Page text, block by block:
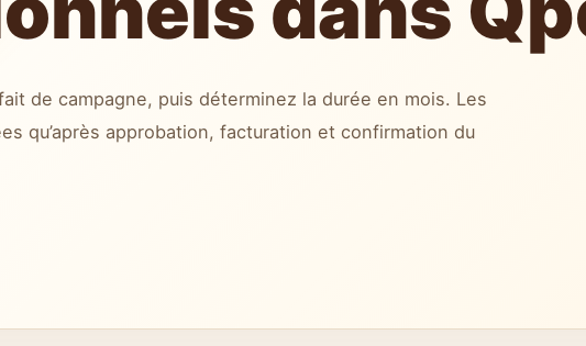
de campagne, puis déterminez la durée en mois. Les
qu’après approbation, facturation et confirmation du